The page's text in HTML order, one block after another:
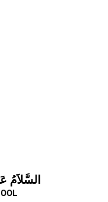
السَّلاَمُ